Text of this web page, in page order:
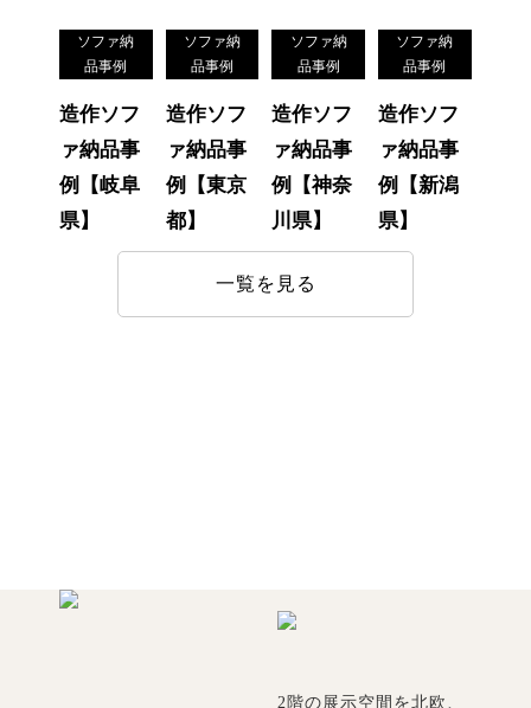
ソファ納
品事例
造作ソフ
ァ納品事
例【岐阜
県】
ソファ納
品事例
造作ソフ
ァ納品事
例【東京
都】
ソファ納
品事例
造作ソフ
ァ納品事
例【神奈
川県】
ソファ納
品事例
造作ソフ
ァ納品事
例【新潟
県】
一覧を見る
2階の展示空間を北欧、